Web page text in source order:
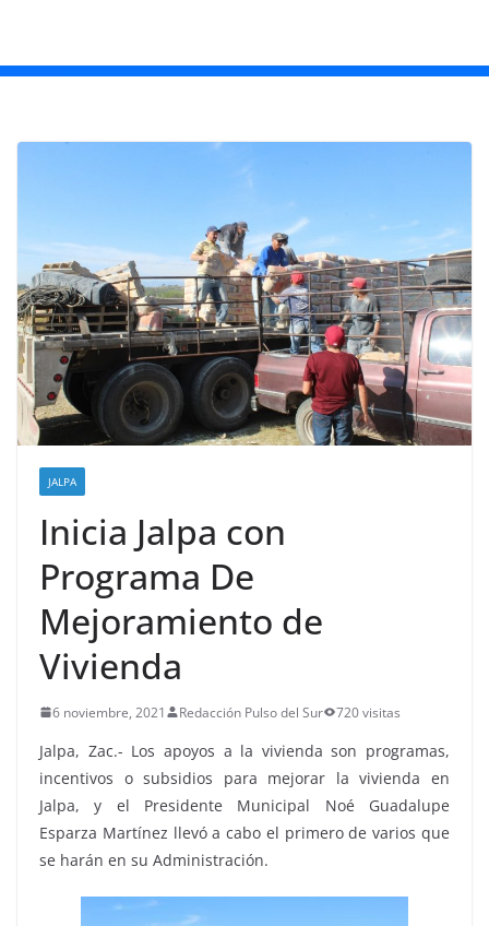
JALPA
Inicia Jalpa con
Programa De
Mejoramiento de
Vivienda
6 noviembre, 2021 Redacción Pulso del Sur 720 visitas
Jalpa, Zac.- Los apoyos a la vivienda son programas,
incentivos o subsidios para mejorar la vivienda en
Jalpa, y el Presidente Municipal Noé Guadalupe
Esparza Martínez llevó a cabo el primero de varios que
se harán en su Administración.